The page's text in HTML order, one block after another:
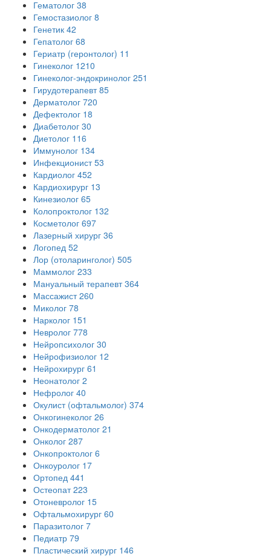
Гематолог 38
Гемостазиолог 8
Генетик 42
Гепатолог 68
Гериатр (геронтолог) 11
Гинеколог 1210
Гинеколог-эндокринолог 251
Гирудотерапевт 85
Дерматолог 720
Дефектолог 18
Диабетолог 30
Диетолог 116
Иммунолог 134
Инфекционист 53
Кардиолог 452
Кардиохирург 13
Кинезиолог 65
Колопроктолог 132
Косметолог 697
Лазерный хирург 36
Логопед 52
Лор (отоларинголог) 505
Маммолог 233
Мануальный терапевт 364
Массажист 260
Миколог 78
Нарколог 151
Невролог 778
Нейропсихолог 30
Нейрофизиолог 12
Нейрохирург 61
Неонатолог 2
Нефролог 40
Окулист (офтальмолог) 374
Онкогинеколог 26
Онкодерматолог 21
Онколог 287
Онкопроктолог 6
Онкоуролог 17
Ортопед 441
Остеопат 223
Отоневролог 15
Офтальмохирург 60
Паразитолог 7
Педиатр 79
Пластический хирург 146